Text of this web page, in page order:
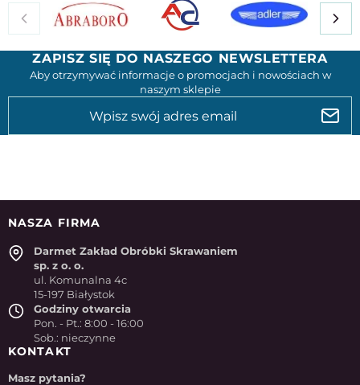
ZAPISZ SIĘ DO NASZEGO NEWSLETTERA
Aby otrzymywać informacje o promocjach i nowościach w
naszym sklepie
NASZA FIRMA
Darmet Zakład Obróbki Skrawaniem
sp. z o. o.
ul. Komunalna 4c
15-197 Białystok
Godziny otwarcia
Pon. - Pt.: 8:00 - 16:00
Sob.: nieczynne
KONTAKT
Masz pytania?